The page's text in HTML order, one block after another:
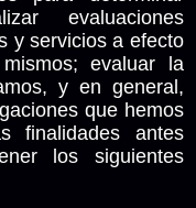
evaluaciones
y servicios a efecto
evaluar la
y en general,
que hemos
finalidades antes
los siguientes